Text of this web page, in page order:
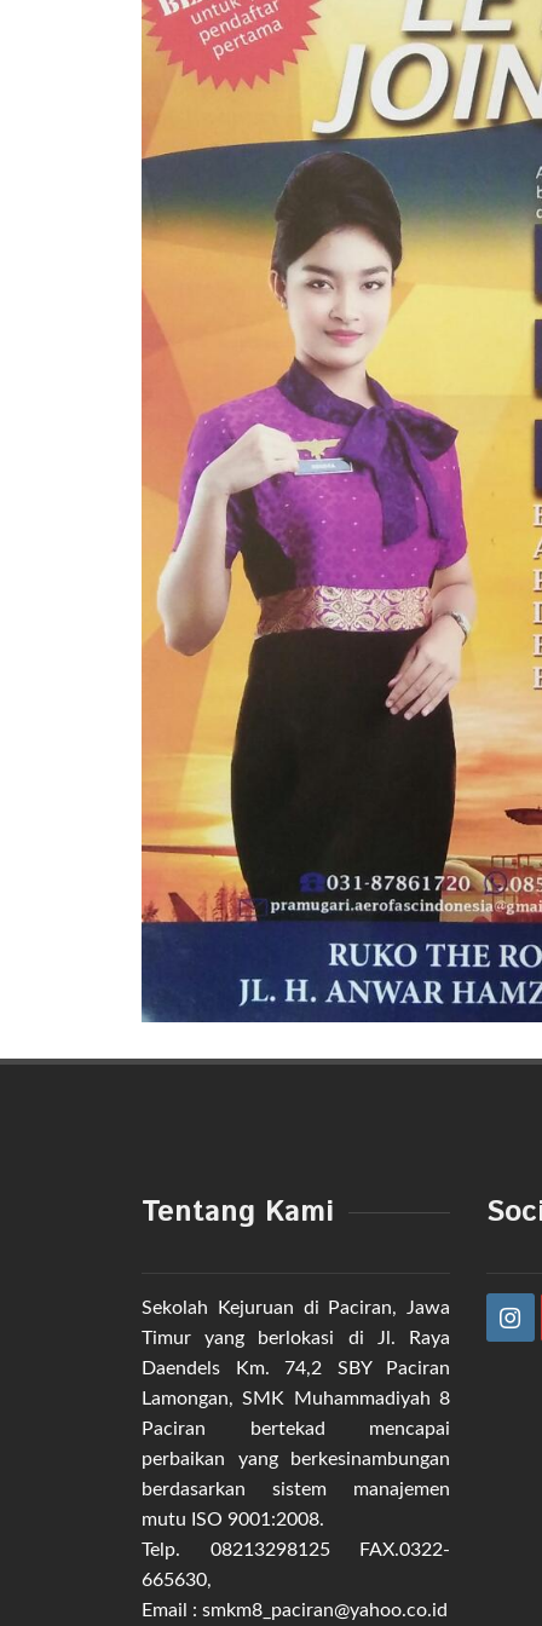
Tentang Kami
Sekolah Kejuruan di Paciran, Jawa
Timur yang berlokasi di Jl. Raya
Daendels Km. 74,2 SBY Paciran
Lamongan, SMK Muhammadiyah 8
Paciran bertekad mencapai
perbaikan yang berkesinambungan
berdasarkan sistem manajemen
mutu ISO 9001:2008.
Telp. 08213298125 FAX.0322-
665630,
Email : smkm8_paciran@yahoo.co.id